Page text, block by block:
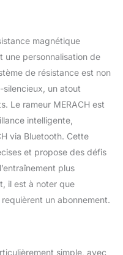
: La
une plus
de
et une plus
idéale pour
de grande
supporte
kg et est
robuste.
des
connectivité à
: Un grand
vous informe de
à
pour suivre vos
magnétique
une personnalisation de
de résistance est non
silencieux, un atout
Le rameur MERACH est
intelligente,
via Bluetooth. Cette
et propose des défis
plus
il est à noter que
un abonnement.
simple, avec